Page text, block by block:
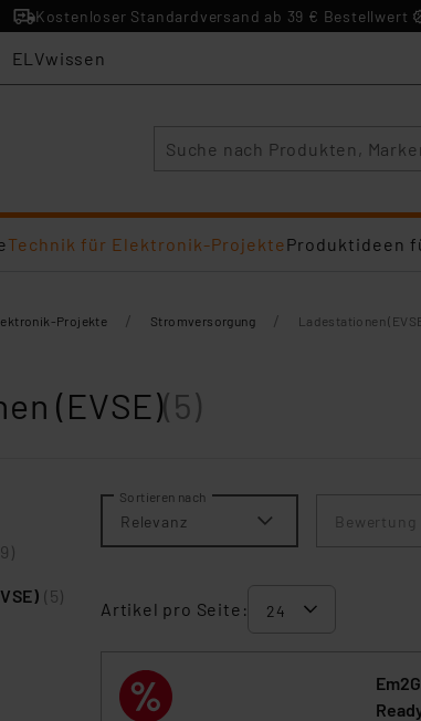
Kostenloser Standardversand ab 39 € Bestellwert
ELVwissen
Technik für Elektronik-ProjekteProduktideen
Projekte / Stromversorgung / Ladestationen
(EVSE)(5)
(5)
Sortieren nach
Relevanz Bewertung
Artikel pro Seite: